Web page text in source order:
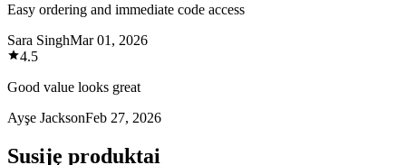
Easy ordering and immediate code access
Sara SinghMar 01, 2026
4.5
Good value looks great
Ayşe JacksonFeb 27, 2026
Susiję produktai